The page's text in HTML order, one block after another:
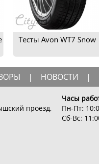
Тесты Avon WT7 Snow
| НОВОСТИ |
проезд,
Часы
Пн-Пт:
Сб-Вс: